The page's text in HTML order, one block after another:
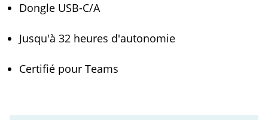
Dongle USB-C/A
Jusqu'à 32 heures d'autonomie
Certifié pour Teams